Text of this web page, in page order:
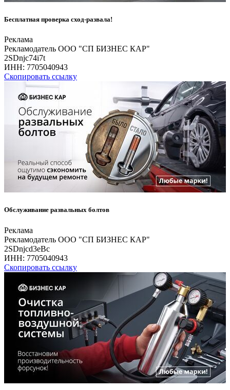
Бесплатная проверка сход-развала!
Реклама
Рекламодатель ООО "СП БИЗНЕС КАР"
2SDnjc74i7t
ИНН: 7705040943
Скопировать ссылку
Обслуживание развальных болтов
Реклама
Рекламодатель ООО "СП БИЗНЕС КАР"
2SDnjcd3eBc
ИНН: 7705040943
Скопировать ссылку